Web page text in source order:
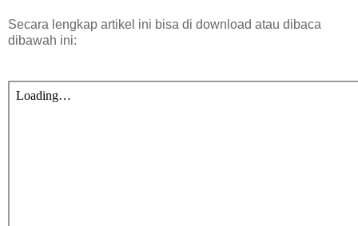
Secara lengkap artikel ini bisa di download atau dibaca
dibawah ini: